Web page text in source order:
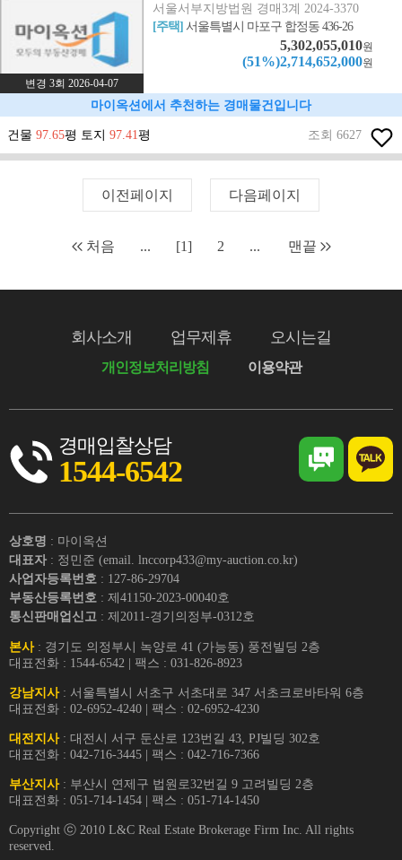
변경 3회 2026-04-07
서울서부지방법원 경매3계 2024-3370
[주택]서울특별시 마포구 합정동 436-26
5,302,055,010원
(51%)2,714,652,000원
마이옥션에서 추천하는 경매물건입니다
건물 97.65평 토지 97.41평 조회 6627
이전페이지 다음페이지
처음 ... [1] 2 ... 맨끝
회사소개 업무제휴 오시는길
개인정보처리방침 이용약관
경매입찰상담
1544-6542
상호명 : 마이옥션
대표자 : 정민준 (email. lnccorp433@my-auction.co.kr)
사업자등록번호 : 127-86-29704
부동산등록번호 : 제41150-2023-00040호
통신판매업신고 : 제2011-경기의정부-0312호
본사: 경기도 의정부시 녹양로 41 (가능동) 풍전빌딩 2층
대표전화 : 1544-6542 | 팩스 : 031-826-8923
강남지사: 서울특별시 서초구 서초대로 347 서초크로바타워 6층
대표전화 : 02-6952-4240 | 팩스 : 02-6952-4230
대전지사: 대전시 서구 둔산로 123번길 43, PJ빌딩 302호
대표전화 : 042-716-3445 | 팩스 : 042-716-7366
부산지사: 부산시 연제구 법원로32번길 9 고려빌딩 2층
대표전화 : 051-714-1454 | 팩스 : 051-714-1450
Copyright ⓒ 2010 L&C Real Estate Brokerage Firm Inc. All rights
reserved.